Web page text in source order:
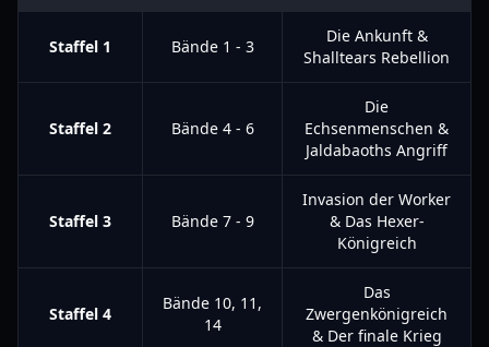
Staffel 1 Bände 1 - 3
Die Ankunft &
Shalltears Rebellion
Staffel 2 Bände 4 - 6
Die
Echsenmenschen &
Jaldabaoths Angriff
Staffel 3 Bände 7 - 9
Invasion der Worker
& Das Hexer-
Königreich
Staffel 4
Bände 10, 11,
14
Das
Zwergenkönigreich
& Der finale Krieg